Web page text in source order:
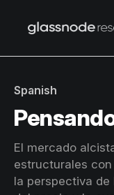
Spanish
El mercado
estructurales con
la perspectiva